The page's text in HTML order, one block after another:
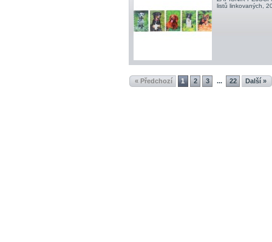
listů linkovaných,
« Předchozí 1 2 3 ... 22 Další »